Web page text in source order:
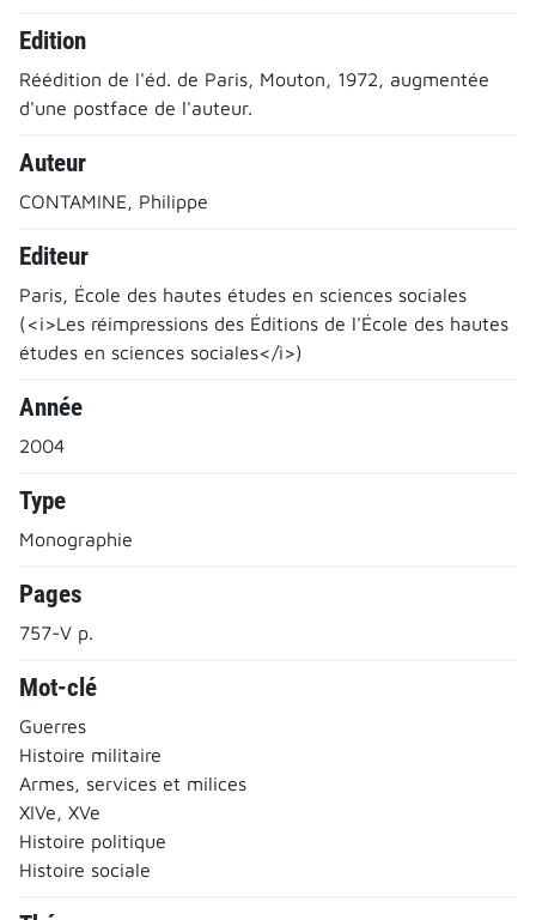
Edition
Réédition de l'éd. de Paris, Mouton, 1972, augmentée
d'une postface de l'auteur.
Auteur
CONTAMINE, Philippe
Editeur
Paris, École des hautes études en sciences sociales
(<i>Les réimpressions des Éditions de l'École des hautes
études en sciences sociales</i>)
Année
2004
Type
Monographie
Pages
757-V p.
Mot-clé
Guerres
Histoire militaire
Armes, services et milices
XIVe, XVe
Histoire politique
Histoire sociale